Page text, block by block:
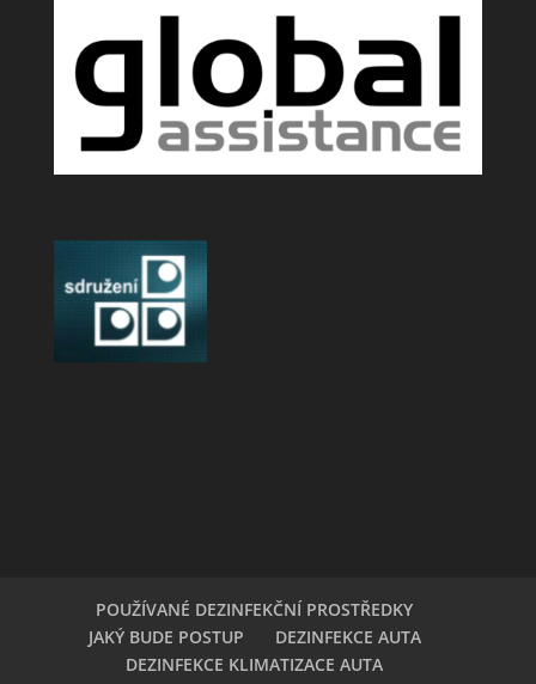
POUŽÍVANÉ DEZINFEKČNÍ PROSTŘEDKY
JAKÝ BUDE POSTUP
DEZINFEKCE AUTA
DEZINFEKCE KLIMATIZACE AUTA